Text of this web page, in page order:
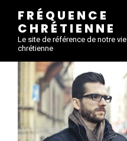
FRÉQUENCE
CHRÉTIENNE
Le site de référence de notre vie
chrétienne